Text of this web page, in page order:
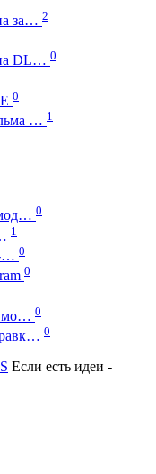
за… 2
DL… 0
0
… 1
0
1
-… 0
0
мо… 0
0
Если есть идеи -